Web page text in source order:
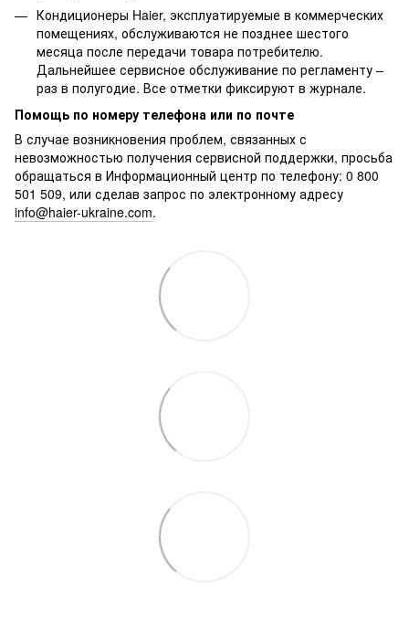
Кондиционеры Haier, эксплуатируемые в коммерческих
помещениях, обслуживаются не позднее шестого
месяца после передачи товара потребителю.
Дальнейшее сервисное обслуживание по регламенту –
раз в полугодие. Все отметки фиксируют в журнале.
Помощь по номеру телефона или по почте
В случае возникновения проблем, связанных с
невозможностью получения сервисной поддержки, просьба
обращаться в Информационный центр по телефону: 0 800
501 509, или сделав запрос по электронному адресу
info@haier-ukraine.com.